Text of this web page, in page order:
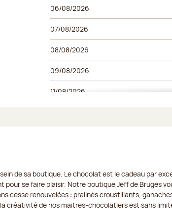
Jour de la semaine
06/08/2026
07/08/2026
08/08/2026
09/08/2026
11/08/2026
15/08/2026
16/08/2026
de sa boutique. Le chocolat est le cadeau par
se faire plaisir. Notre boutique Jeff de Bruges
cesse renouvelées : pralinés croustillants,
créativité de nos maitres-chocolatiers est sans